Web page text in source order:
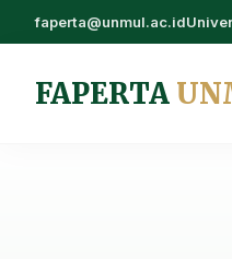
faperta@unmul.ac.id
FAPERTA